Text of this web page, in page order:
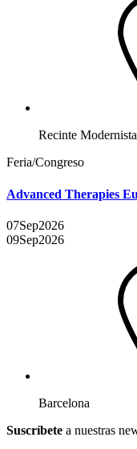
Recinte
Feria/Congreso
Advanced Therapies
07Sep2026
09Sep2026
Barcelona
Suscríbete a nuestras